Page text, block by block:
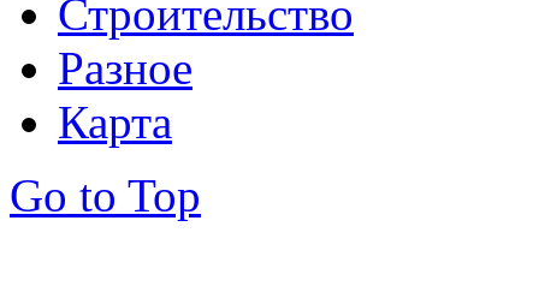
Строительство
Разное
Карта
Go to Top